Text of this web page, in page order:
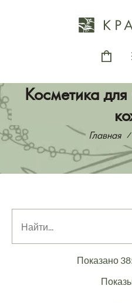
Косметика для
Главная
Показано